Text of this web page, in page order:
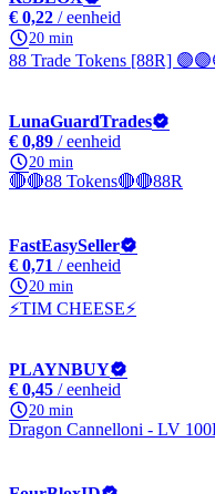
€ 0,22 / eenheid
20 min
88 Trade Tokens [88R]
LunaGuardTrades
€ 0,89 / eenheid
20 min
🔴🔴88 Tokens🔴🔴88R
FastEasySeller
€ 0,71 / eenheid
20 min
⚡TIM CHEESE⚡
PLAYNBUY
€ 0,45 / eenheid
20 min
Dragon Cannelloni - LV